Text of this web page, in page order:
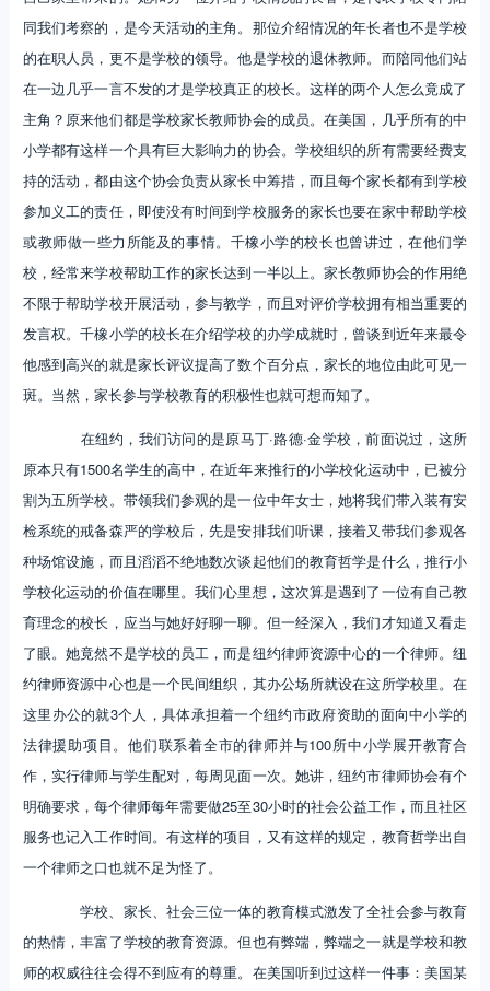
同我们考察的，是今天活动的主角。那位介绍情况的年长者也不是学校
的在职人员，更不是学校的领导。他是学校的退休教师。而陪同他们站
在一边几乎一言不发的才是学校真正的校长。这样的两个人怎么竟成了
主角？原来他们都是学校家长教师协会的成员。在美国，几乎所有的中
小学都有这样一个具有巨大影响力的协会。学校组织的所有需要经费支
持的活动，都由这个协会负责从家长中筹措，而且每个家长都有到学校
参加义工的责任，即使没有时间到学校服务的家长也要在家中帮助学校
或教师做一些力所能及的事情。千橡小学的校长也曾讲过，在他们学
校，经常来学校帮助工作的家长达到一半以上。家长教师协会的作用绝
不限于帮助学校开展活动，参与教学，而且对评价学校拥有相当重要的
发言权。千橡小学的校长在介绍学校的办学成就时，曾谈到近年来最令
他感到高兴的就是家长评议提高了数个百分点，家长的地位由此可见一
斑。当然，家长参与学校教育的积极性也就可想而知了。
在纽约，我们访问的是原马丁·路德·金学校，前面说过，这所
原本只有1500名学生的高中，在近年来推行的小学校化运动中，已被分
割为五所学校。带领我们参观的是一位中年女士，她将我们带入装有安
检系统的戒备森严的学校后，先是安排我们听课，接着又带我们参观各
种场馆设施，而且滔滔不绝地数次谈起他们的教育哲学是什么，推行小
学校化运动的价值在哪里。我们心里想，这次算是遇到了一位有自己教
育理念的校长，应当与她好好聊一聊。但一经深入，我们才知道又看走
了眼。她竟然不是学校的员工，而是纽约律师资源中心的一个律师。纽
约律师资源中心也是一个民间组织，其办公场所就设在这所学校里。在
这里办公的就3个人，具体承担着一个纽约市政府资助的面向中小学的
法律援助项目。他们联系着全市的律师并与100所中小学展开教育合
作，实行律师与学生配对，每周见面一次。她讲，纽约市律师协会有个
明确要求，每个律师每年需要做25至30小时的社会公益工作，而且社区
服务也记入工作时间。有这样的项目，又有这样的规定，教育哲学出自
一个律师之口也就不足为怪了。
学校、家长、社会三位一体的教育模式激发了全社会参与教育
的热情，丰富了学校的教育资源。但也有弊端，弊端之一就是学校和教
师的权威往往会得不到应有的尊重。在美国听到过这样一件事：美国某